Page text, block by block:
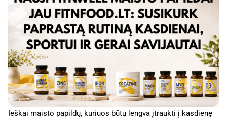
Ieškai maisto papildų, kuriuos būtų lengva įtraukti į kasdienę